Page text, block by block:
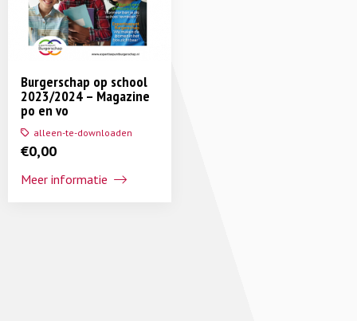
Burgerschap op school
2023/2024 – Magazine
po en vo
alleen-te-downloaden
€0,00
Meer informatie